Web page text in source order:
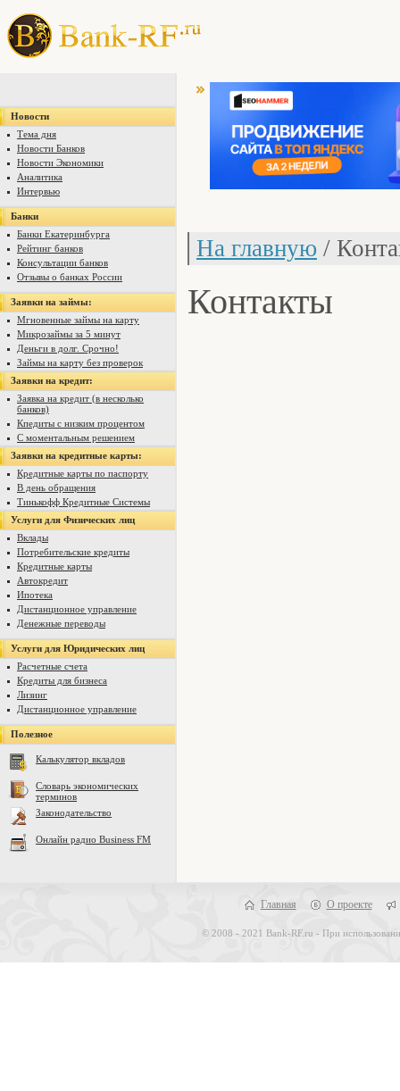
Новости
Тема дня
Новости Банков
Новости Экономики
Аналитика
Интервью
Банки
Банки Екатеринбурга
Рейтинг банков
Консультации банков
Отзывы о банках России
Заявки на займы:
Мгновенные займы на карту
Микрозаймы за 5 минут
Деньги в долг. Срочно!
Займы на карту без проверок
Заявки на кредит:
Заявка на кредит (в несколько
банков)
Кпедиты с низким процентом
С моментальным решением
Заявки на кредитные карты:
Кредитные карты по паспорту
В день обращения
Тинькофф Кредитные Системы
Услуги для Физических лиц
Вклады
Потребительские кредиты
Кредитные карты
Автокредит
Ипотека
Дистанционное управление
Денежные переводы
Услуги для Юридических лиц
Расчетные счета
Кредиты для бизнеса
Лизинг
Дистанционное управление
Полезное
Калькулятор вкладов
Словарь экономических
терминов
Законодательство
Онлайн радио Business FM
На главную /
Контакты
Главная О проекте
© 2008 - 2021 Bank-RF.ru - При